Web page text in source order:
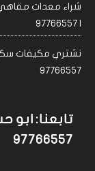
شراء معدات
| 97766557
نشتري مكيفات
97766557
تابعنا:
97766557